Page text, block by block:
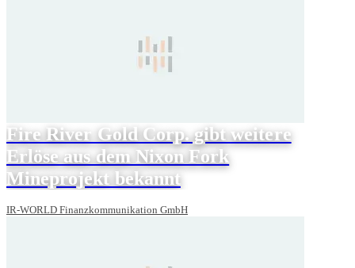
Fire River Gold Corp. gibt weitere
Erlöse aus dem Nixon Fork
Mineprojekt bekannt
IR-WORLD Finanzkommunikation GmbH